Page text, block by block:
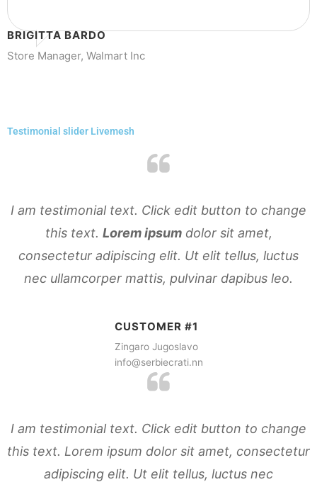
BRIGITTA BARDO
Store Manager, Walmart Inc
Testimonial slider Livemesh
I am testimonial text. Click edit button to change
this text. Lorem ipsumdolor sit amet,
consectetur adipiscing elit. Ut elit tellus, luctus
nec ullamcorper mattis, pulvinar dapibus leo.
CUSTOMER #1
Zingaro Jugoslavo
info@serbiecrati.nn
I am testimonial text. Click edit button to change
this text. Lorem ipsum dolor sit amet, consectetur
adipiscing elit. Ut elit tellus, luctus nec